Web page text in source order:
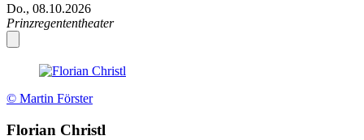
Do., 08.10.2026
Prinzregententheater
© Martin Förster
Florian Christl